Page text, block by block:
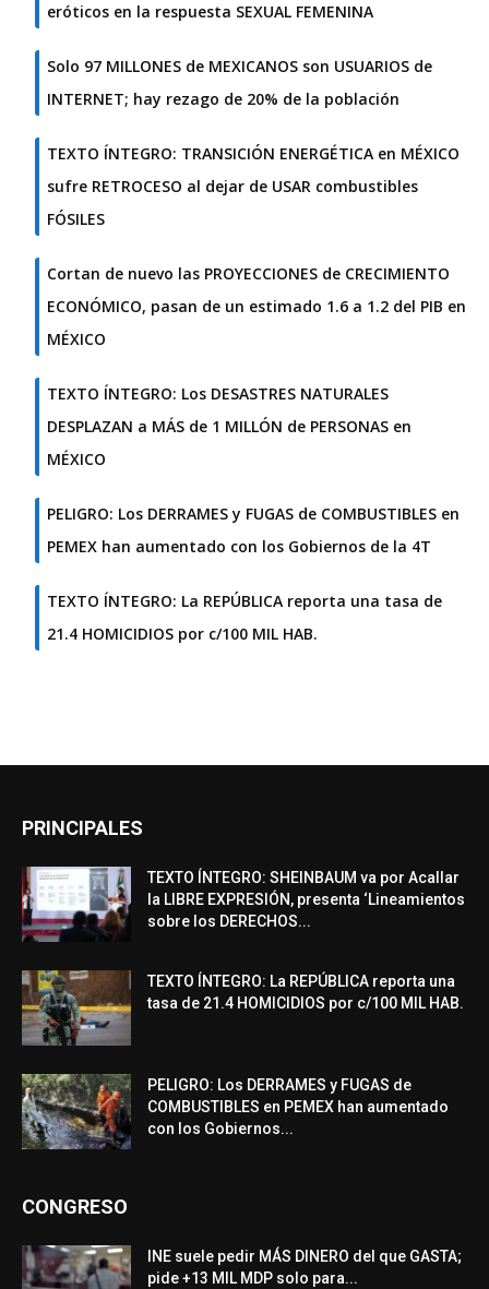
eróticos en la respuesta SEXUAL FEMENINA
Solo 97 MILLONES de MEXICANOS son USUARIOS de
INTERNET; hay rezago de 20% de la población
TEXTO ÍNTEGRO: TRANSICIÓN ENERGÉTICA en MÉXICO
sufre RETROCESO al dejar de USAR combustibles
FÓSILES
Cortan de nuevo las PROYECCIONES de CRECIMIENTO
ECONÓMICO, pasan de un estimado 1.6 a 1.2 del PIB en
MÉXICO
TEXTO ÍNTEGRO: Los DESASTRES NATURALES
DESPLAZAN a MÁS de 1 MILLÓN de PERSONAS en
MÉXICO
PELIGRO: Los DERRAMES y FUGAS de COMBUSTIBLES en
PEMEX han aumentado con los Gobiernos de la 4T
TEXTO ÍNTEGRO: La REPÚBLICA reporta una tasa de
21.4 HOMICIDIOS por c/100 MIL HAB.
PRINCIPALES
TEXTO ÍNTEGRO: SHEINBAUM va por Acallar
la LIBRE EXPRESIÓN, presenta ‘Lineamientos
sobre los DERECHOS...
TEXTO ÍNTEGRO: La REPÚBLICA reporta una
tasa de 21.4 HOMICIDIOS por c/100 MIL HAB.
PELIGRO: Los DERRAMES y FUGAS de
COMBUSTIBLES en PEMEX han aumentado
con los Gobiernos...
CONGRESO
INE suele pedir MÁS DINERO del que GASTA;
pide +13 MIL MDP solo para...